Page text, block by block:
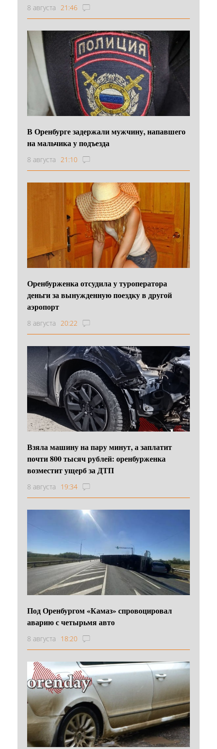
8 августа 21:46
В Оренбурге задержали мужчину, напавшего
на мальчика у подъезда
8 августа 21:10
Оренбурженка отсудила у туроператора
деньги за вынужденную поездку в другой
аэропорт
8 августа 20:22
Взяла машину на пару минут, а заплатит
почти 800 тысяч рублей: оренбурженка
возместит ущерб за ДТП
8 августа 19:34
Под Оренбургом «Камаз» спровоцировал
аварию с четырьмя авто
8 августа 18:20